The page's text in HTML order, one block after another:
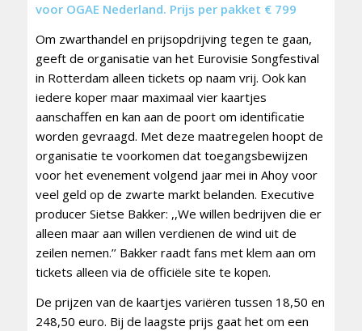
voor OGAE Nederland. Prijs per pakket € 799
Om zwarthandel en prijsopdrijving tegen te gaan,
geeft de organisatie van het Eurovisie Songfestival
in Rotterdam alleen tickets op naam vrij. Ook kan
iedere koper maar maximaal vier kaartjes
aanschaffen en kan aan de poort om identificatie
worden gevraagd. Met deze maatregelen hoopt de
organisatie te voorkomen dat toegangsbewijzen
voor het evenement volgend jaar mei in Ahoy voor
veel geld op de zwarte markt belanden. Executive
producer Sietse Bakker: ,,We willen bedrijven die er
alleen maar aan willen verdienen de wind uit de
zeilen nemen.’’ Bakker raadt fans met klem aan om
tickets alleen via de officiële site te kopen.
De prijzen van de kaartjes variëren tussen 18,50 en
248,50 euro. Bij de laagste prijs gaat het om een